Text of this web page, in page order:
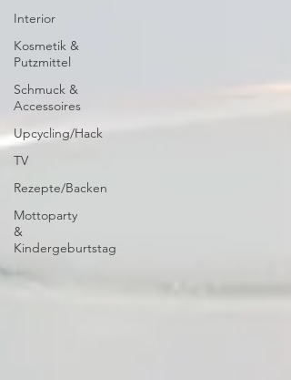
Interior
Kosmetik &
Putzmittel
Schmuck &
Accessoires
Upcycling/Hack
TV
Rezepte/Backen
Mottoparty
&
Kindergeburtstag